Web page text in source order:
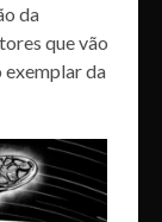
da
que vão
exemplar da